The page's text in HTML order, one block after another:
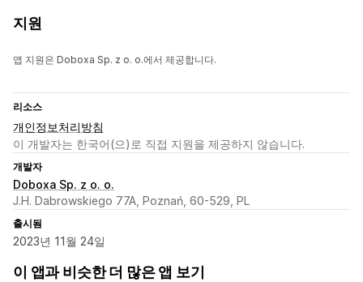
지원
앱 지원은 Doboxa Sp. z o. o.에서 제공합니다.
리소스
개인정보처리방침
이 개발자는 한국어(으)로 직접 지원을 제공하지 않습니다.
개발자
Doboxa Sp. z o. o.
J.H. Dabrowskiego 77A, Poznań, 60-529, PL
출시됨
2023년 11월 24일
이 앱과 비슷한 더 많은 앱 보기